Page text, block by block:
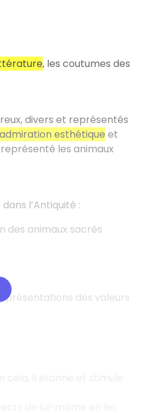
, les coutumes des
divers et représentés
admiration esthétique et
les animaux
l’Antiquité :
des animaux sacrés
des valeurs